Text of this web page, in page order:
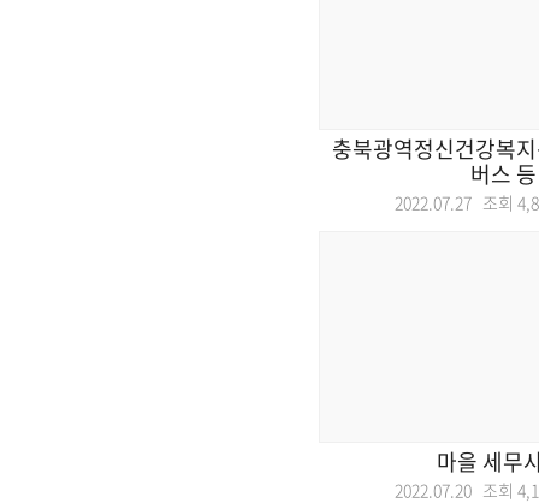
충북광역정신건강복
버스 등
2022.07.27 조회
마을 세무
2022.07.20 조회